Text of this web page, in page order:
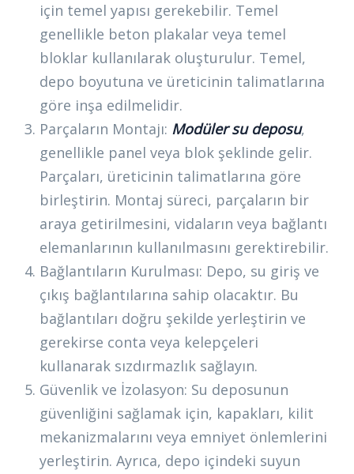
için temel yapısı gerekebilir. Temel
genellikle beton plakalar veya temel
bloklar kullanılarak oluşturulur. Temel,
depo boyutuna ve üreticinin talimatlarına
göre inşa edilmelidir.
Parçaların Montajı: Modüler su deposu,
genellikle panel veya blok şeklinde gelir.
Parçaları, üreticinin talimatlarına göre
birleştirin. Montaj süreci, parçaların bir
araya getirilmesini, vidaların veya bağlantı
elemanlarının kullanılmasını gerektirebilir.
Bağlantıların Kurulması: Depo, su giriş ve
çıkış bağlantılarına sahip olacaktır. Bu
bağlantıları doğru şekilde yerleştirin ve
gerekirse conta veya kelepçeleri
kullanarak sızdırmazlık sağlayın.
Güvenlik ve İzolasyon: Su deposunun
güvenliğini sağlamak için, kapakları, kilit
mekanizmalarını veya emniyet önlemlerini
yerleştirin. Ayrıca, depo içindeki suyun